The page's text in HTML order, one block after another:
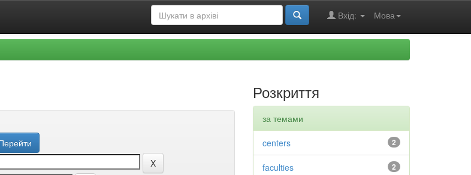
Мова
Вхід:
Розкриття
за темами
2
centers
2
faculties